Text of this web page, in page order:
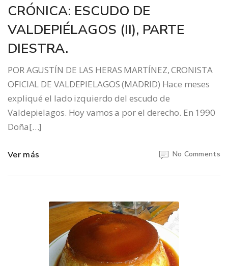
CRÓNICA: ESCUDO DE
VALDEPIÉLAGOS (II), PARTE
DIESTRA.
POR AGUSTÍN DE LAS HERAS MARTÍNEZ, CRONISTA
OFICIAL DE VALDEPIELAGOS (MADRID) Hace meses
expliqué el lado izquierdo del escudo de
Valdepielagos. Hoy vamos a por el derecho. En 1990
Doña[…]
Ver más No Comments